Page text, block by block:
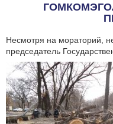
Несмотря на мораторий,
председатель